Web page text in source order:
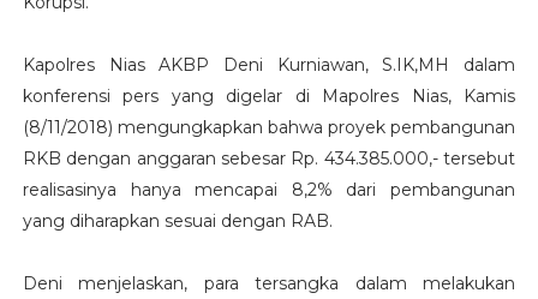
Kapolres Nias AKBP Deni Kurniawan, S.IK,MH dalam
konferensi pers yang digelar di Mapolres Nias, Kamis
(8/11/2018) mengungkapkan bahwa proyek pembangunan
RKB dengan anggaran sebesar Rp. 434.385.000,- tersebut
realisasinya hanya mencapai 8,2% dari pembangunan
yang diharapkan sesuai dengan RAB.
Deni menjelaskan, para tersangka dalam melakukan